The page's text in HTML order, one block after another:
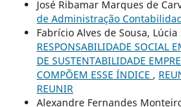
José Ribamar Marques de
de Administração
Fabrício Alves de Sousa,
RESPONSABILIDADE SOCIAL
DE SUSTENTABILIDADE
COMPÕEM ESSE ÍNDICE ,
REUNIR
Alexandre Fernandes